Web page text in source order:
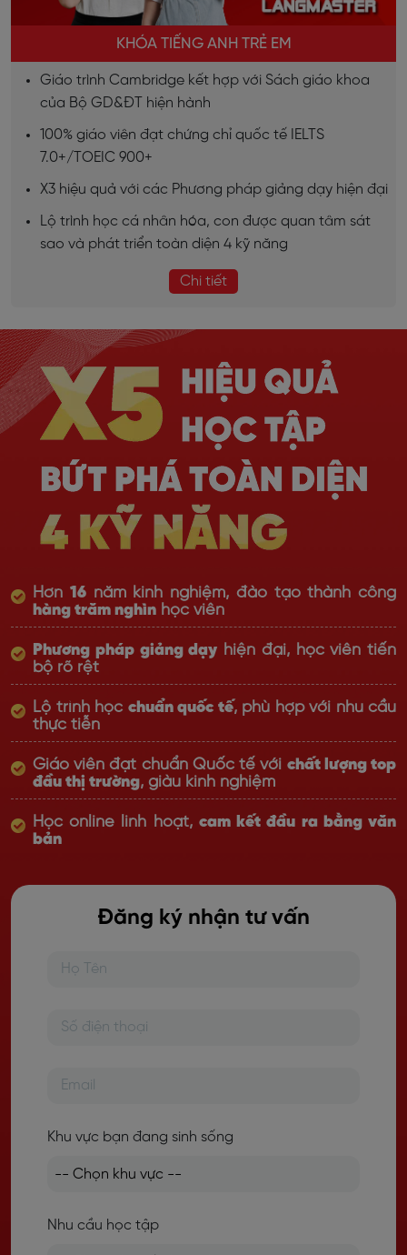
KHÓA TIẾNG ANH TRẺ EM
Giáo trình Cambridge kết hợp với Sách giáo khoa
của Bộ GD&ĐT hiện hành
100% giáo viên đạt chứng chỉ quốc tế IELTS
7.0+/TOEIC 900+
X3 hiệu quả với các Phương pháp giảng dạy hiện đại
Lộ trình học cá nhân hóa, con được quan tâm sát
sao và phát triển toàn diện 4 kỹ năng
Chi tiết
Hơn 16năm kinh nghiệm, đào tạo thành công
hàng trăm nghìn học viên
Phương pháp giảng dạy hiện đại, học viên tiến
bộ rõ rệt
Lộ trình học chuẩn quốc tế, phù hợp với nhu cầu
thực tiễn
Giáo viên đạt chuẩn Quốc tế với chất lượng top
đầu thị trường, giàu kinh nghiệm
Học online linh hoạt, cam kết đầu ra bằng văn
bản
Đăng ký nhận tư vấn
Khu vực bạn đang sinh sống
Nhu cầu học tập